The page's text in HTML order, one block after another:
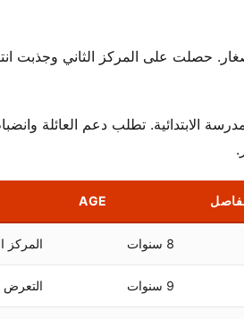
حصلت على المركز الثاني وجذبت
الابتدائية. تطلب دعم العائلة
AGE
8 سنوات المركز
9 سنوات التعرض